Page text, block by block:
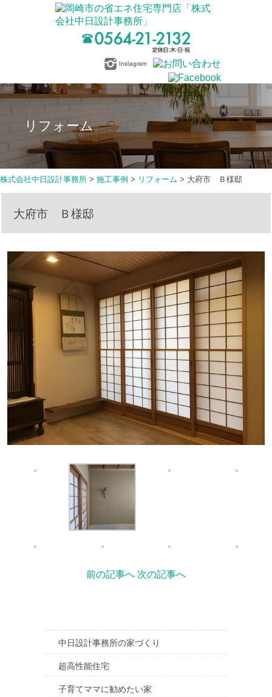
リフォーム
株式会社中日設計事務所 > 施工事例 > リフォーム > 大府市 Ｂ様邸
大府市 Ｂ様邸
前の記事へ 次の記事へ
中日設計事務所の家づくり
超高性能住宅
子育てママに勧めたい家